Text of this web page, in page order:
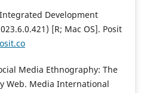
Development
[R; Mac OS]. Posit
Media Ethnography: The
Web. Media International